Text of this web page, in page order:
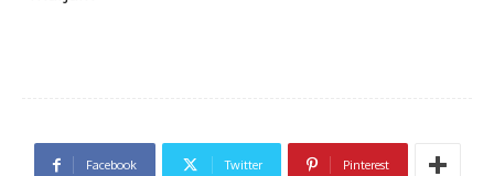
Facebook Twitter Pinterest